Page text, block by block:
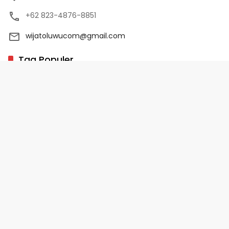
+62 823-4876-8851
wijatoluwucom@gmail.com
Tag Populer